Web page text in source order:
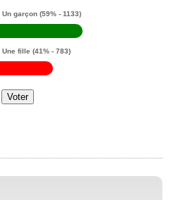
Un garçon (59% - 1133)
Une fille (41% - 783)